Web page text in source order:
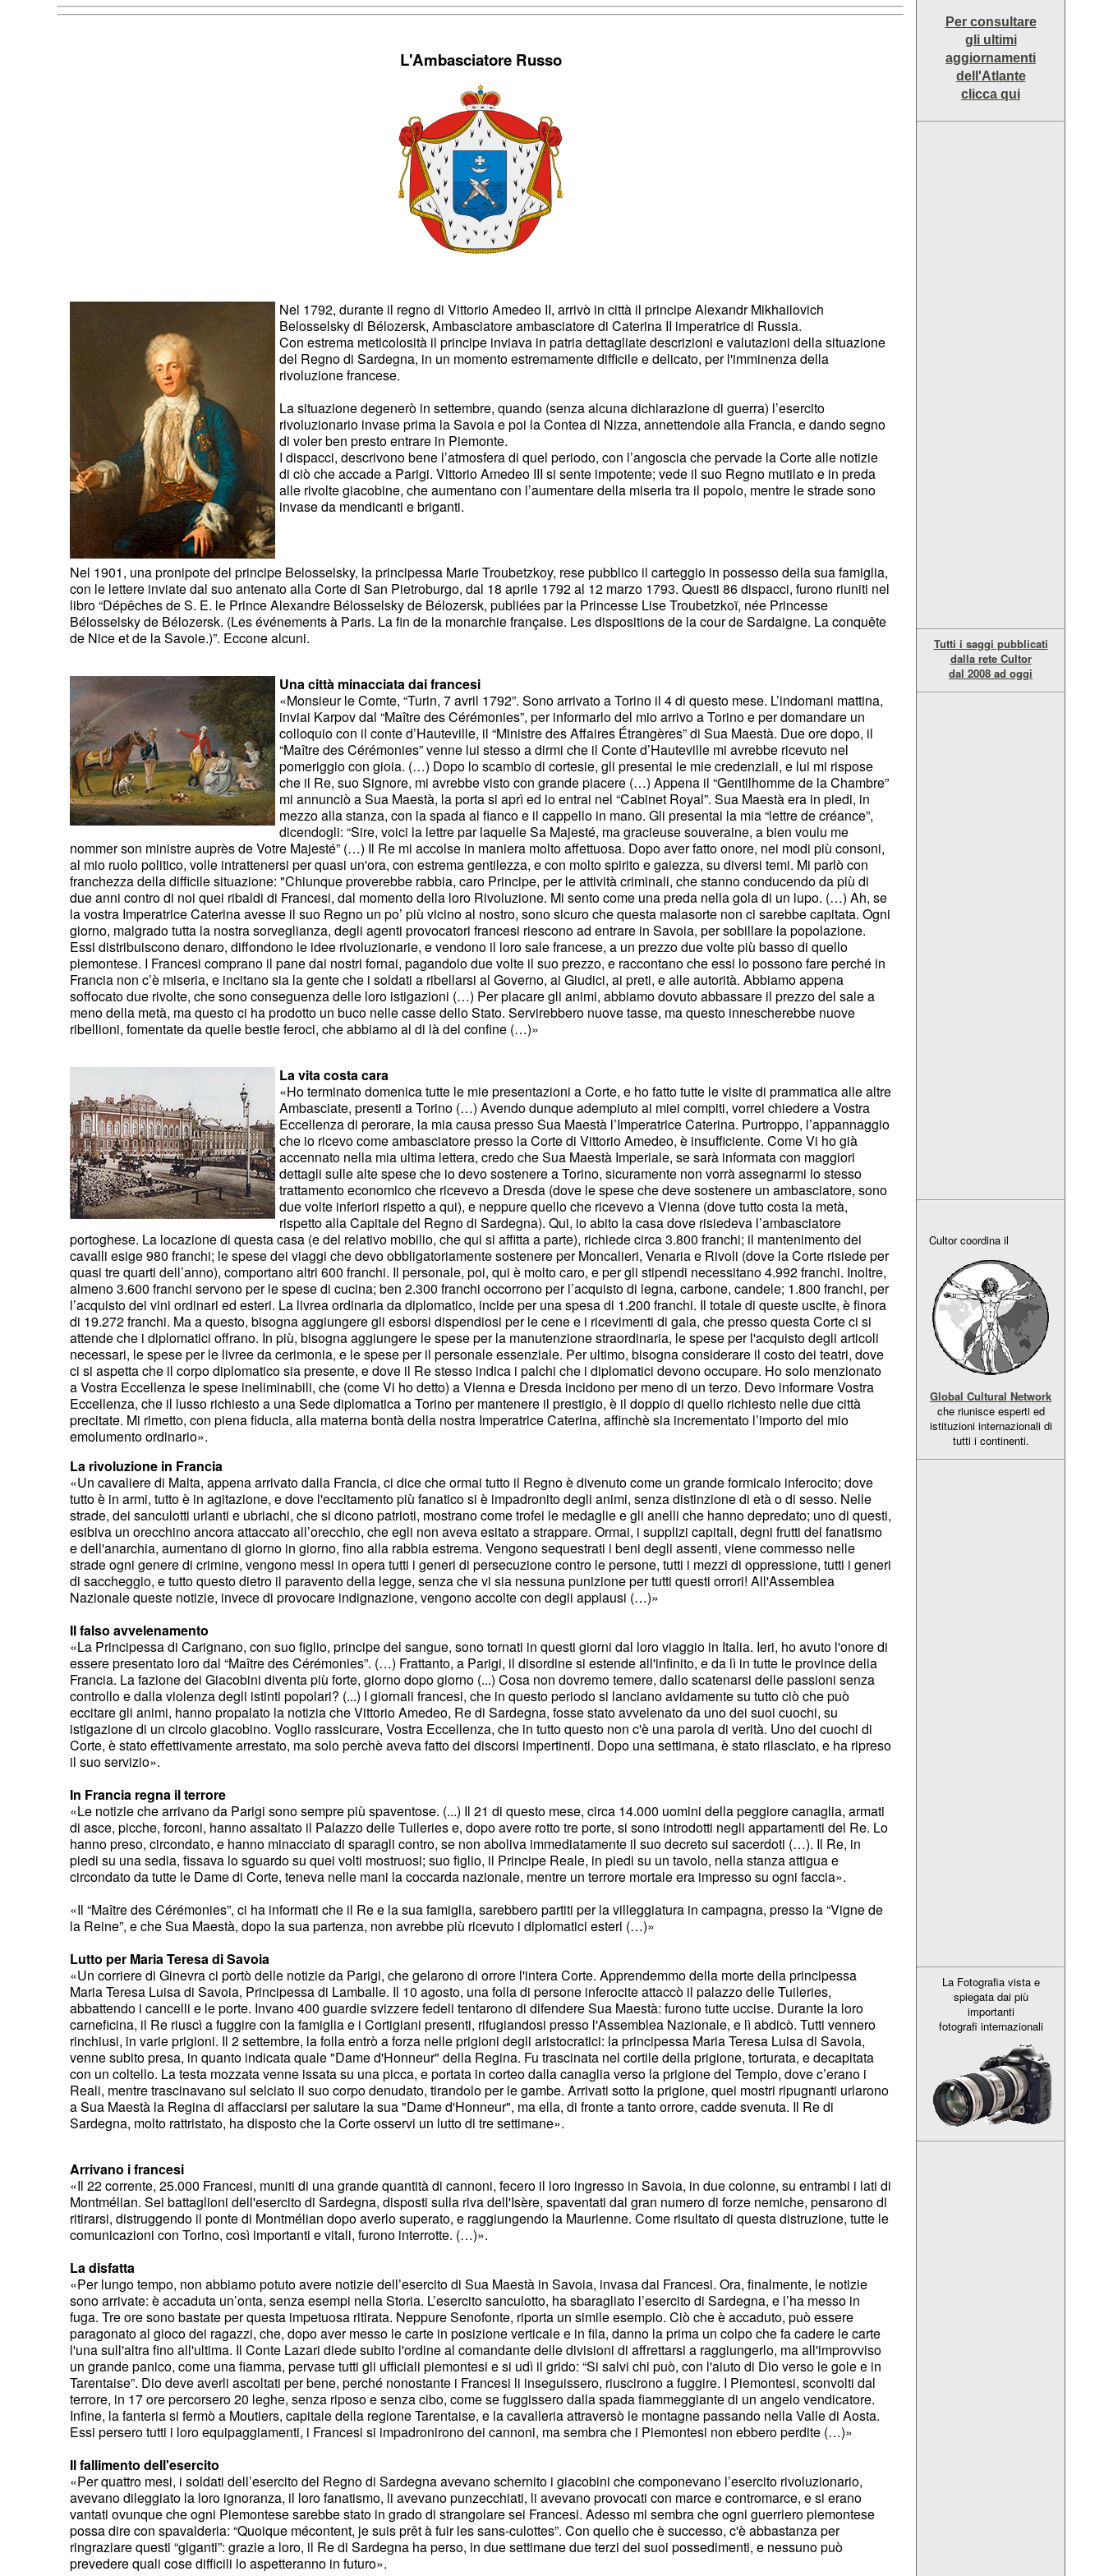
Per consultare
gli ultimi
aggiornamenti
dell'Atlante
clicca qui
Tutti i saggi pubblicati
dalla rete Cultor
dal 2008 ad oggi
Cultor coordina il
Global Cultural Network
che riunisce esperti ed
istituzioni internazionali di
tutti i continenti.
La Fotografia vista e
spiegata dai più
importanti
fotografi internazionali
L'Ambasciatore Russo
Nel 1792, durante il regno di Vittorio Amedeo II, arrivò in città il principe Alexandr Mikhailovich
Belosselsky di Bélozersk, Ambasciatore ambasciatore di Caterina II imperatrice di Russia.
Con estrema meticolosità il principe inviava in patria dettagliate descrizioni e valutazioni della situazione
del Regno di Sardegna, in un momento estremamente difficile e delicato, per l'imminenza della
rivoluzione francese.
La situazione degenerò in settembre, quando (senza alcuna dichiarazione di guerra) l’esercito
rivoluzionario invase prima la Savoia e poi la Contea di Nizza, annettendole alla Francia, e dando segno
di voler ben presto entrare in Piemonte.
I dispacci, descrivono bene l’atmosfera di quel periodo, con l’angoscia che pervade la Corte alle notizie
di ciò che accade a Parigi. Vittorio Amedeo III si sente impotente; vede il suo Regno mutilato e in preda
alle rivolte giacobine, che aumentano con l’aumentare della miseria tra il popolo, mentre le strade sono
invase da mendicanti e briganti.
Nel 1901, una pronipote del principe Belosselsky, la principessa Marie Troubetzkoy, rese pubblico il carteggio in possesso della sua famiglia,
con le lettere inviate dal suo antenato alla Corte di San Pietroburgo, dal 18 aprile 1792 al 12 marzo 1793. Questi 86 dispacci, furono riuniti nel
libro “Dépêches de S. E. le Prince Alexandre Bélosselsky de Bélozersk, publiées par la Princesse Lise Troubetzkoï, née Princesse
Bélosselsky de Bélozersk. (Les événements à Paris. La fin de la monarchie française. Les dispositions de la cour de Sardaigne. La conquête
de Nice et de la Savoie.)”. Eccone alcuni.
Una città minacciata dai francesi
«Monsieur le Comte, “Turin, 7 avril 1792”. Sono arrivato a Torino il 4 di questo mese. L’indomani mattina,
inviai Karpov dal “Maître des Cérémonies”, per informarlo del mio arrivo a Torino e per domandare un
colloquio con il conte d’Hauteville, il “Ministre des Affaires Étrangères” di Sua Maestà. Due ore dopo, il
“Maître des Cérémonies” venne lui stesso a dirmi che il Conte d’Hauteville mi avrebbe ricevuto nel
pomeriggio con gioia. (…) Dopo lo scambio di cortesie, gli presentai le mie credenziali, e lui mi rispose
che il Re, suo Signore, mi avrebbe visto con grande piacere (…) Appena il “Gentilhomme de la Chambre”
mi annunciò a Sua Maestà, la porta si aprì ed io entrai nel “Cabinet Royal”. Sua Maestà era in piedi, in
mezzo alla stanza, con la spada al fianco e il cappello in mano. Gli presentai la mia “lettre de créance”,
dicendogli: “Sire, voici la lettre par laquelle Sa Majesté, ma gracieuse souveraine, a bien voulu me
nommer son ministre auprès de Votre Majesté” (…) Il Re mi accolse in maniera molto affettuosa. Dopo aver fatto onore, nei modi più consoni,
al mio ruolo politico, volle intrattenersi per quasi un'ora, con estrema gentilezza, e con molto spirito e gaiezza, su diversi temi. Mi parlò con
franchezza della difficile situazione: "Chiunque proverebbe rabbia, caro Principe, per le attività criminali, che stanno conducendo da più di
due anni contro di noi quei ribaldi di Francesi, dal momento della loro Rivoluzione. Mi sento come una preda nella gola di un lupo. (…) Ah, se
la vostra Imperatrice Caterina avesse il suo Regno un po’ più vicino al nostro, sono sicuro che questa malasorte non ci sarebbe capitata. Ogni
giorno, malgrado tutta la nostra sorveglianza, degli agenti provocatori francesi riescono ad entrare in Savoia, per sobillare la popolazione.
Essi distribuiscono denaro, diffondono le idee rivoluzionarie, e vendono il loro sale francese, a un prezzo due volte più basso di quello
piemontese. I Francesi comprano il pane dai nostri fornai, pagandolo due volte il suo prezzo, e raccontano che essi lo possono fare perché in
Francia non c’è miseria, e incitano sia la gente che i soldati a ribellarsi al Governo, ai Giudici, ai preti, e alle autorità. Abbiamo appena
soffocato due rivolte, che sono conseguenza delle loro istigazioni (…) Per placare gli animi, abbiamo dovuto abbassare il prezzo del sale a
meno della metà, ma questo ci ha prodotto un buco nelle casse dello Stato. Servirebbero nuove tasse, ma questo innescherebbe nuove
ribellioni, fomentate da quelle bestie feroci, che abbiamo al di là del confine (…)»
La vita costa cara
«Ho terminato domenica tutte le mie presentazioni a Corte, e ho fatto tutte le visite di prammatica alle altre
Ambasciate, presenti a Torino (…) Avendo dunque adempiuto ai miei compiti, vorrei chiedere a Vostra
Eccellenza di perorare, la mia causa presso Sua Maestà l’Imperatrice Caterina. Purtroppo, l’appannaggio
che io ricevo come ambasciatore presso la Corte di Vittorio Amedeo, è insufficiente. Come Vi ho già
accennato nella mia ultima lettera, credo che Sua Maestà Imperiale, se sarà informata con maggiori
dettagli sulle alte spese che io devo sostenere a Torino, sicuramente non vorrà assegnarmi lo stesso
trattamento economico che ricevevo a Dresda (dove le spese che deve sostenere un ambasciatore, sono
due volte inferiori rispetto a qui), e neppure quello che ricevevo a Vienna (dove tutto costa la metà,
rispetto alla Capitale del Regno di Sardegna). Qui, io abito la casa dove risiedeva l’ambasciatore
portoghese. La locazione di questa casa (e del relativo mobilio, che qui si affitta a parte), richiede circa 3.800 franchi; il mantenimento dei
cavalli esige 980 franchi; le spese dei viaggi che devo obbligatoriamente sostenere per Moncalieri, Venaria e Rivoli (dove la Corte risiede per
quasi tre quarti dell’anno), comportano altri 600 franchi. Il personale, poi, qui è molto caro, e per gli stipendi necessitano 4.992 franchi. Inoltre,
almeno 3.600 franchi servono per le spese di cucina; ben 2.300 franchi occorrono per l’acquisto di legna, carbone, candele; 1.800 franchi, per
l’acquisto dei vini ordinari ed esteri. La livrea ordinaria da diplomatico, incide per una spesa di 1.200 franchi. Il totale di queste uscite, è finora
di 19.272 franchi. Ma a questo, bisogna aggiungere gli esborsi dispendiosi per le cene e i ricevimenti di gala, che presso questa Corte ci si
attende che i diplomatici offrano. In più, bisogna aggiungere le spese per la manutenzione straordinaria, le spese per l'acquisto degli articoli
necessari, le spese per le livree da cerimonia, e le spese per il personale essenziale. Per ultimo, bisogna considerare il costo dei teatri, dove
ci si aspetta che il corpo diplomatico sia presente, e dove il Re stesso indica i palchi che i diplomatici devono occupare. Ho solo menzionato
a Vostra Eccellenza le spese ineliminabili, che (come Vi ho detto) a Vienna e Dresda incidono per meno di un terzo. Devo informare Vostra
Eccellenza, che il lusso richiesto a una Sede diplomatica a Torino per mantenere il prestigio, è il doppio di quello richiesto nelle due città
precitate. Mi rimetto, con piena fiducia, alla materna bontà della nostra Imperatrice Caterina, affinchè sia incrementato l’importo del mio
emolumento ordinario».
La rivoluzione in Francia
«Un cavaliere di Malta, appena arrivato dalla Francia, ci dice che ormai tutto il Regno è divenuto come un grande formicaio inferocito; dove
tutto è in armi, tutto è in agitazione, e dove l'eccitamento più fanatico si è impadronito degli animi, senza distinzione di età o di sesso. Nelle
strade, dei sanculotti urlanti e ubriachi, che si dicono patrioti, mostrano come trofei le medaglie e gli anelli che hanno depredato; uno di questi,
esibiva un orecchino ancora attaccato all’orecchio, che egli non aveva esitato a strappare. Ormai, i supplizi capitali, degni frutti del fanatismo
e dell'anarchia, aumentano di giorno in giorno, fino alla rabbia estrema. Vengono sequestrati i beni degli assenti, viene commesso nelle
strade ogni genere di crimine, vengono messi in opera tutti i generi di persecuzione contro le persone, tutti i mezzi di oppressione, tutti i generi
di saccheggio, e tutto questo dietro il paravento della legge, senza che vi sia nessuna punizione per tutti questi orrori! All'Assemblea
Nazionale queste notizie, invece di provocare indignazione, vengono accolte con degli applausi (…)»
Il falso avvelenamento
«La Principessa di Carignano, con suo figlio, principe del sangue, sono tornati in questi giorni dal loro viaggio in Italia. Ieri, ho avuto l'onore di
essere presentato loro dal “Maître des Cérémonies”. (…) Frattanto, a Parigi, il disordine si estende all'infinito, e da lì in tutte le province della
Francia. La fazione dei Giacobini diventa più forte, giorno dopo giorno (...) Cosa non dovremo temere, dallo scatenarsi delle passioni senza
controllo e dalla violenza degli istinti popolari? (...) I giornali francesi, che in questo periodo si lanciano avidamente su tutto ciò che può
eccitare gli animi, hanno propalato la notizia che Vittorio Amedeo, Re di Sardegna, fosse stato avvelenato da uno dei suoi cuochi, su
istigazione di un circolo giacobino. Voglio rassicurare, Vostra Eccellenza, che in tutto questo non c'è una parola di verità. Uno dei cuochi di
Corte, è stato effettivamente arrestato, ma solo perchè aveva fatto dei discorsi impertinenti. Dopo una settimana, è stato rilasciato, e ha ripreso
il suo servizio».
In Francia regna il terrore
«Le notizie che arrivano da Parigi sono sempre più spaventose. (...) Il 21 di questo mese, circa 14.000 uomini della peggiore canaglia, armati
di asce, picche, forconi, hanno assaltato il Palazzo delle Tuileries e, dopo avere rotto tre porte, si sono introdotti negli appartamenti del Re. Lo
hanno preso, circondato, e hanno minacciato di sparagli contro, se non aboliva immediatamente il suo decreto sui sacerdoti (…). Il Re, in
piedi su una sedia, fissava lo sguardo su quei volti mostruosi; suo figlio, il Principe Reale, in piedi su un tavolo, nella stanza attigua e
circondato da tutte le Dame di Corte, teneva nelle mani la coccarda nazionale, mentre un terrore mortale era impresso su ogni faccia».
«Il “Maître des Cérémonies”, ci ha informati che il Re e la sua famiglia, sarebbero partiti per la villeggiatura in campagna, presso la “Vigne de
la Reine”, e che Sua Maestà, dopo la sua partenza, non avrebbe più ricevuto i diplomatici esteri (…)»
Lutto per Maria Teresa di Savoia
«Un corriere di Ginevra ci portò delle notizie da Parigi, che gelarono di orrore l'intera Corte. Apprendemmo della morte della principessa
Maria Teresa Luisa di Savoia, Principessa di Lamballe. Il 10 agosto, una folla di persone inferocite attaccò il palazzo delle Tuileries,
abbattendo i cancelli e le porte. Invano 400 guardie svizzere fedeli tentarono di difendere Sua Maestà: furono tutte uccise. Durante la loro
carneficina, il Re riuscì a fuggire con la famiglia e i Cortigiani presenti, rifugiandosi presso l'Assemblea Nazionale, e lì abdicò. Tutti vennero
rinchiusi, in varie prigioni. Il 2 settembre, la folla entrò a forza nelle prigioni degli aristocratici: la principessa Maria Teresa Luisa di Savoia,
venne subito presa, in quanto indicata quale "Dame d'Honneur" della Regina. Fu trascinata nel cortile della prigione, torturata, e decapitata
con un coltello. La testa mozzata venne issata su una picca, e portata in corteo dalla canaglia verso la prigione del Tempio, dove c’erano i
Reali, mentre trascinavano sul selciato il suo corpo denudato, tirandolo per le gambe. Arrivati sotto la prigione, quei mostri ripugnanti urlarono
a Sua Maestà la Regina di affacciarsi per salutare la sua "Dame d'Honneur", ma ella, di fronte a tanto orrore, cadde svenuta. Il Re di
Sardegna, molto rattristato, ha disposto che la Corte osservi un lutto di tre settimane».
Arrivano i francesi
«Il 22 corrente, 25.000 Francesi, muniti di una grande quantità di cannoni, fecero il loro ingresso in Savoia, in due colonne, su entrambi i lati di
Montmélian. Sei battaglioni dell'esercito di Sardegna, disposti sulla riva dell'Isère, spaventati dal gran numero di forze nemiche, pensarono di
ritirarsi, distruggendo il ponte di Montmélian dopo averlo superato, e raggiungendo la Maurienne. Come risultato di questa distruzione, tutte le
comunicazioni con Torino, così importanti e vitali, furono interrotte. (…)».
La disfatta
«Per lungo tempo, non abbiamo potuto avere notizie dell’esercito di Sua Maestà in Savoia, invasa dai Francesi. Ora, finalmente, le notizie
sono arrivate: è accaduta un’onta, senza esempi nella Storia. L’esercito sanculotto, ha sbaragliato l’esercito di Sardegna, e l’ha messo in
fuga. Tre ore sono bastate per questa impetuosa ritirata. Neppure Senofonte, riporta un simile esempio. Ciò che è accaduto, può essere
paragonato al gioco dei ragazzi, che, dopo aver messo le carte in posizione verticale e in fila, danno la prima un colpo che fa cadere le carte
l'una sull'altra fino all'ultima. Il Conte Lazari diede subito l'ordine al comandante delle divisioni di affrettarsi a raggiungerlo, ma all'improvviso
un grande panico, come una fiamma, pervase tutti gli ufficiali piemontesi e si udì il grido: “Si salvi chi può, con l'aiuto di Dio verso le gole e in
Tarentaise”. Dio deve averli ascoltati per bene, perché nonostante i Francesi li inseguissero, riuscirono a fuggire. I Piemontesi, sconvolti dal
terrore, in 17 ore percorsero 20 leghe, senza riposo e senza cibo, come se fuggissero dalla spada fiammeggiante di un angelo vendicatore.
Infine, la fanteria si fermò a Moutiers, capitale della regione Tarentaise, e la cavalleria attraversò le montagne passando nella Valle di Aosta.
Essi persero tutti i loro equipaggiamenti, i Francesi si impadronirono dei cannoni, ma sembra che i Piemontesi non ebbero perdite (…)»
Il fallimento dell'esercito
«Per quattro mesi, i soldati dell’esercito del Regno di Sardegna avevano schernito i giacobini che componevano l’esercito rivoluzionario,
avevano dileggiato la loro ignoranza, il loro fanatismo, li avevano punzecchiati, li avevano provocati con marce e contromarce, e si erano
vantati ovunque che ogni Piemontese sarebbe stato in grado di strangolare sei Francesi. Adesso mi sembra che ogni guerriero piemontese
possa dire con spavalderia: “Quoique mécontent, je suis prêt à fuir les sans-culottes”. Con quello che è successo, c'è abbastanza per
ringraziare questi “giganti”: grazie a loro, il Re di Sardegna ha perso, in due settimane due terzi dei suoi possedimenti, e nessuno può
prevedere quali cose difficili lo aspetteranno in futuro».